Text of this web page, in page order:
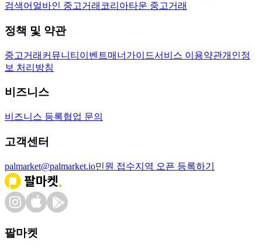
검색어 얼바인 중고거래 코리아타운 중고거래
정책 및 약관
중고거래 커뮤니티 이벤트매너가이드서비스 이용약관개인정
보 처리방침
비즈니스
비즈니스 등록협업 문의
고객센터
palmarket@palmarket.io민원 접수지역 오픈 등록하기
팔마켓